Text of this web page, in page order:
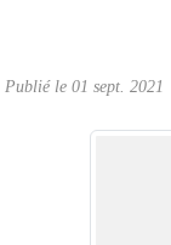
Publié le 01 sept. 2021